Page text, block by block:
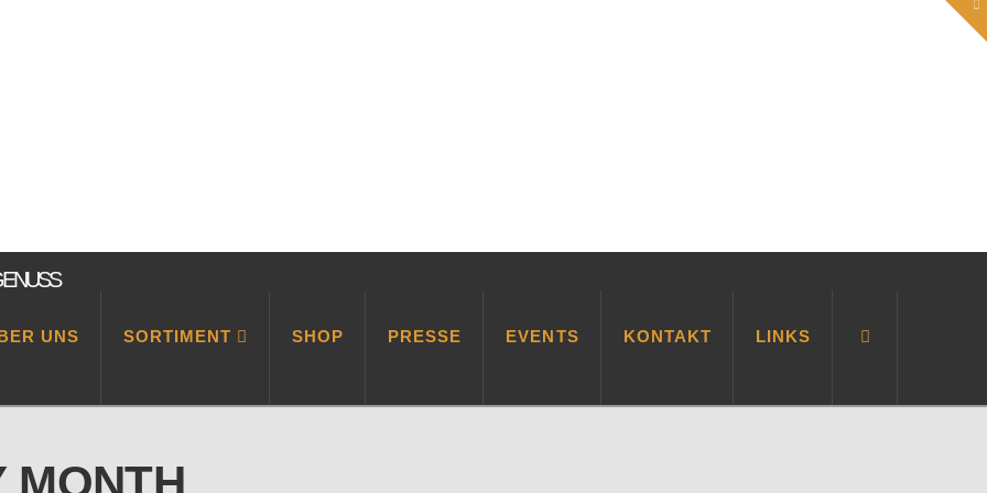
UNS SORTIMENT SHOP PRESSE EVENTS KONTAKT LINKS